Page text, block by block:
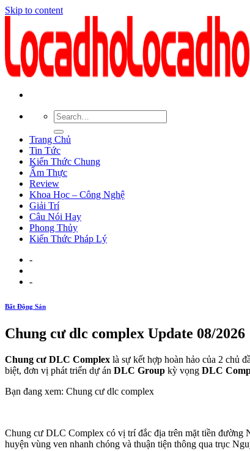
Skip to content
Trang Chủ
Tin Tức
Kiến Thức Chung
Ẩm Thực
Review
Khoa Học – Công Nghệ
Giải Trí
Câu Nói Hay
Phong Thủy
Kiến Thức Pháp Lý
-
-
Bất Động Sản
Chung cư dlc complex Update 08/2026
Chung cư DLC Complex là sự kết hợp hoàn hảo của 2 chủ
biệt, đơn vị phát triển dự án DLC Group kỳ vọng DLC
Bạn đang xem: Chung cư dlc complex
Chung cư DLC Complex có vị trí đắc địa trên mặt tiền đường
huyện vùng ven nhanh chóng và thuận tiện thông qua trục